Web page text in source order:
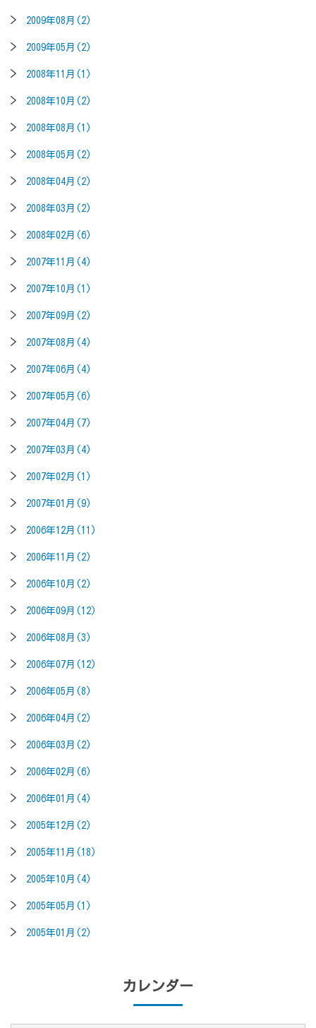
2009年08月(2)
2009年05月(2)
2008年11月(1)
2008年10月(2)
2008年08月(1)
2008年05月(2)
2008年04月(2)
2008年03月(2)
2008年02月(6)
2007年11月(4)
2007年10月(1)
2007年09月(2)
2007年08月(4)
2007年06月(4)
2007年05月(6)
2007年04月(7)
2007年03月(4)
2007年02月(1)
2007年01月(9)
2006年12月(11)
2006年11月(2)
2006年10月(2)
2006年09月(12)
2006年08月(3)
2006年07月(12)
2006年05月(8)
2006年04月(2)
2006年03月(2)
2006年02月(6)
2006年01月(4)
2005年12月(2)
2005年11月(18)
2005年10月(4)
2005年05月(1)
2005年01月(2)
カレンダー